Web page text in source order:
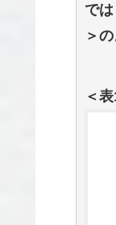
で
＞
＜